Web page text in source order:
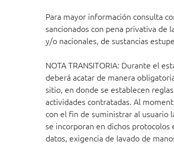
Para mayor información consulta
sancionados con pena privativa
y/o nacionales, de sustancias
NOTA TRANSITORIA: Durante el
deberá acatar de manera
sitio, en donde se establecen
actividades contratadas. Al
con el fin de suministrar al usuario
se incorporan en dichos
datos, exigencia de lavado de